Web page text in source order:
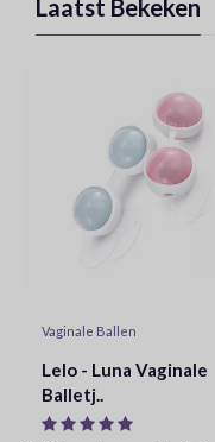
Laatst Bekeken
Vaginale Ballen
Lelo - Luna Vaginale
Balletj..